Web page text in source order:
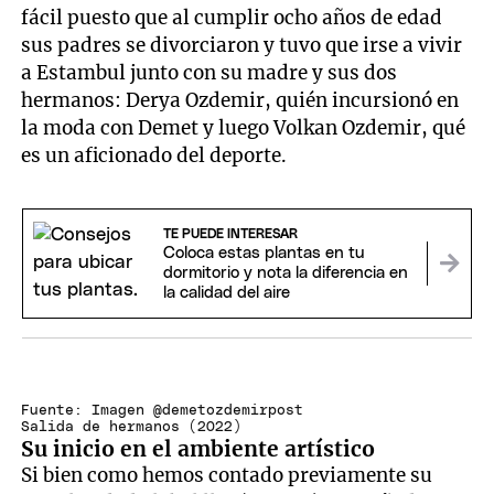
fácil puesto que al cumplir ocho años de edad
sus padres se divorciaron y tuvo que irse a vivir
a Estambul junto con su madre y sus dos
hermanos: Derya Ozdemir, quién incursionó en
la moda con Demet y luego Volkan Ozdemir, qué
es un aficionado del deporte.
TE PUEDE INTERESAR
Coloca estas plantas en tu
dormitorio y nota la diferencia en
la calidad del aire
Fuente: Imagen @demetozdemirpost
Salida de hermanos (2022)
Su inicio en el ambiente artístico
Si bien como hemos contado previamente su